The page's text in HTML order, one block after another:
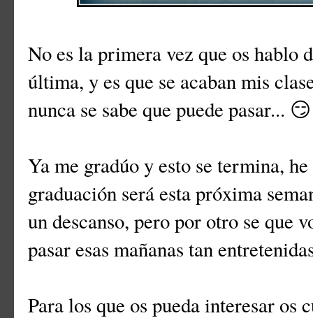
No es la primera vez que os hablo
última, y es que se acaban mis
nunca se sabe que puede pasar... 😏
Ya me gradúo y esto se termina,
graduación será esta próxima
un descanso, pero por otro se que
pasar esas mañanas tan
Para los que os pueda interesar os